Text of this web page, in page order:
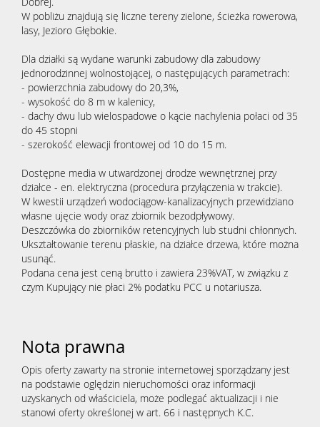
W pobliżu znajdują się liczne tereny zielone, ścieżka rowerowa,
lasy, Jezioro Głębokie.
Dla działki są wydane warunki zabudowy dla zabudowy
jednorodzinnej wolnostojącej, o następujących parametrach:
- powierzchnia zabudowy do 20,3%,
- wysokość do 8 m w kalenicy,
- dachy dwu lub wielospadowe o kącie nachylenia połaci od 35
do 45 stopni
- szerokość elewacji frontowej od 10 do 15 m.
Dostępne media w utwardzonej drodze wewnętrznej przy
działce - en. elektryczna (procedura przyłączenia w trakcie).
W kwestii urządzeń wodociągow-kanalizacyjnych przewidziano
własne ujęcie wody oraz zbiornik bezodpływowy.
Deszczówka do zbiorników retencyjnych lub studni chłonnych.
Ukształtowanie terenu płaskie, na działce drzewa, które można
usunąć.
Podana cena jest ceną brutto i zawiera 23%VAT, w związku z
czym Kupujący nie płaci 2% podatku PCC u notariusza.
Nota prawna
Opis oferty zawarty na stronie internetowej sporządzany jest
na podstawie oględzin nieruchomości oraz informacji
uzyskanych od właściciela, może podlegać aktualizacji i nie
stanowi oferty określonej w art. 66 i następnych K.C.